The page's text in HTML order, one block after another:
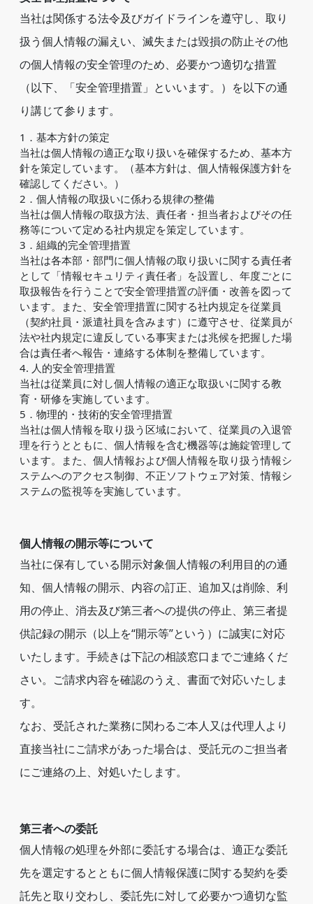
当社は関係する法令及びガイドラインを遵守し、取り
扱う個人情報の漏えい、滅失または毀損の防止その他
の個人情報の安全管理のため、必要かつ適切な措置
（以下、「安全管理措置」といいます。）を以下の通
り講じて参ります。
1．基本方針の策定
当社は個人情報の適正な取り扱いを確保するため、基本方
針を策定しています。（基本方針は、個人情報保護方針を
確認してください。）
2．個人情報の取扱いに係わる規律の整備
当社は個人情報の取扱方法、責任者・担当者およびその任
務等について定める社内規定を策定しています。
3．組織的完全管理措置
当社は各本部・部門に個人情報の取り扱いに関する責任者
として「情報セキュリティ責任者」を設置し、年度ごとに
取扱報告を行うことで安全管理措置の評価・改善を図って
います。また、安全管理措置に関する社内規定を従業員
（契約社員・派遣社員を含みます）に遵守させ、従業員が
法や社内規定に違反している事実または兆候を把握した場
合は責任者へ報告・連絡する体制を整備しています。
4. 人的安全管理措置
当社は従業員に対し個人情報の適正な取扱いに関する教
育・研修を実施しています。
5．物理的・技術的安全管理措置
当社は個人情報を取り扱う区域において、従業員の入退管
理を行うとともに、個人情報を含む機器等は施錠管理して
います。また、個人情報および個人情報を取り扱う情報シ
ステムへのアクセス制御、不正ソフトウェア対策、情報シ
ステムの監視等を実施しています。
個人情報の開示等について
当社に保有している開示対象個人情報の利用目的の通
知、個人情報の開示、内容の訂正、追加又は削除、利
用の停止、消去及び第三者への提供の停止、第三者提
供記録の開示（以上を“開示等”という）に誠実に対応
いたします。手続きは下記の相談窓口までご連絡くだ
さい。ご請求内容を確認のうえ、書面で対応いたしま
す。
なお、受託された業務に関わるご本人又は代理人より
直接当社にご請求があった場合は、受託元のご担当者
にご連絡の上、対処いたします。
第三者への委託
個人情報の処理を外部に委託する場合は、適正な委託
先を選定するとともに個人情報保護に関する契約を委
託先と取り交わし、委託先に対して必要かつ適切な監